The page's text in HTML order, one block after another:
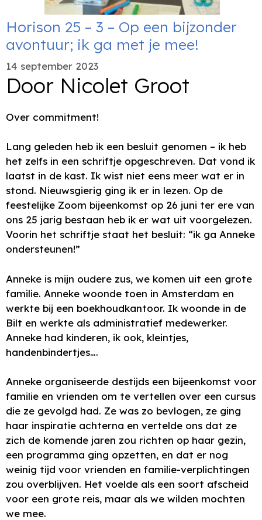
Horison 25 – 3 – Op een bijzonder
avontuur; ik ga met je mee!
14 september 2023
Door Nicolet Groot
Over commitment!
Lang geleden heb ik een besluit genomen – ik heb
het zelfs in een schriftje opgeschreven. Dat vond ik
laatst in de kast. Ik wist niet eens meer wat er in
stond. Nieuwsgierig ging ik er in lezen. Op de
feestelijke Zoom bijeenkomst op 26 juni ter ere van
ons 25 jarig bestaan heb ik er wat uit voorgelezen.
Voorin het schriftje staat het besluit: “ik ga Anneke
ondersteunen!”
Anneke is mijn oudere zus, we komen uit een grote
familie. Anneke woonde toen in Amsterdam en
werkte bij een boekhoudkantoor. Ik woonde in de
Bilt en werkte als administratief medewerker.
Anneke had kinderen, ik ook, kleintjes,
handenbindertjes….
Anneke organiseerde destijds een bijeenkomst voor
familie en vrienden om te vertellen over een cursus
die ze gevolgd had. Ze was zo bevlogen, ze ging
haar inspiratie achterna en vertelde ons dat ze
zich de komende jaren zou richten op haar gezin,
een programma ging opzetten, en dat er nog
weinig tijd voor vrienden en familie-verplichtingen
zou overblijven. Het voelde als een soort afscheid
voor een grote reis, maar als we wilden mochten
we mee.